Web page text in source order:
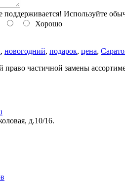
поддерживается! Используйте
Хорошо
, новогодний, подарок, цена,
право частичной замены
д.10/16.